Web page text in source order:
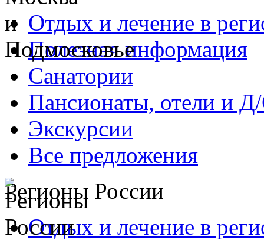
Отдых и лечение в
Полезная информация
Санатории
Пансионаты, отели и
Экскурсии
Все предложения
Регионы России
Отдых и лечение в